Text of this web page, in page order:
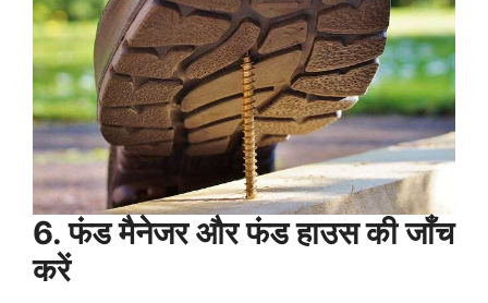
6.फंड मैनेजर और फंड हाउस की जाँच
करें